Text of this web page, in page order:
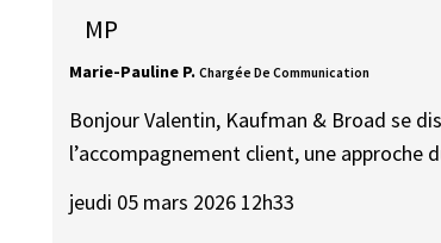
MP
Marie-Pauline P. Chargée De Communication
Bonjour Valentin, Kaufman & Broad se
l’accompagnement client, une approche
jeudi 05 mars 2026 12h33